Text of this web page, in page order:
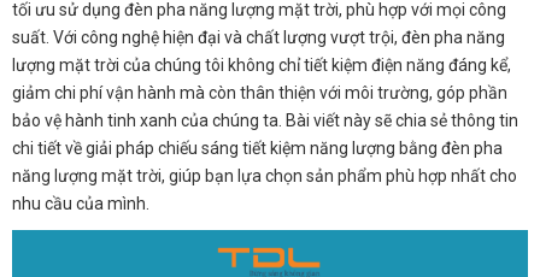
tối ưu sử dụng đèn pha năng lượng mặt trời, phù hợp với mọi công
suất. Với công nghệ hiện đại và chất lượng vượt trội, đèn pha năng
lượng mặt trời của chúng tôi không chỉ tiết kiệm điện năng đáng kể,
giảm chi phí vận hành mà còn thân thiện với môi trường, góp phần
bảo vệ hành tinh xanh của chúng ta. Bài viết này sẽ chia sẻ thông tin
chi tiết về giải pháp chiếu sáng tiết kiệm năng lượng bằng đèn pha
năng lượng mặt trời, giúp bạn lựa chọn sản phẩm phù hợp nhất cho
nhu cầu của mình.